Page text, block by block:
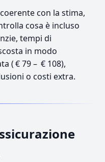
con la stima,
cosa è incluso
tempi di
in modo
( € 79 – € 108),
o costi extra.